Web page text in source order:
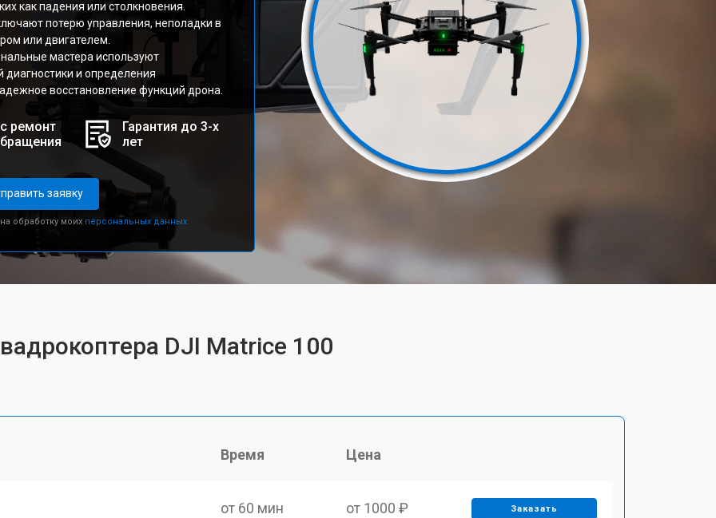
как падения или столкновения.
потерю управления, неполадки в
или двигателем.
мастера используют
и определения
восстановление функций дрона.
ремонт
Гарантия до 3-х
лет
заявку
обработку моих персональных данных.
DJI Matrice 100
Время Цена
от 60 мин от 1000 ₽ Заказать